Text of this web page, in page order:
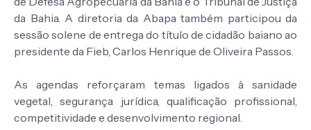
da Bahia. A diretoria da Abapa também participou da
sessão solene de entrega do título de cidadão baiano ao
presidente da Fieb, Carlos Henrique de Oliveira Passos.
As agendas reforçaram temas ligados à sanidade
vegetal, segurança jurídica, qualificação profissional,
competitividade e desenvolvimento regional.